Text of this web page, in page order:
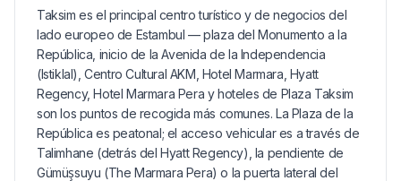
Taksim es el principal centro turístico y de negocios del
lado europeo de Estambul — plaza del Monumento a la
República, inicio de la Avenida de la Independencia
(Istiklal), Centro Cultural AKM, Hotel Marmara, Hyatt
Regency, Hotel Marmara Pera y hoteles de Plaza Taksim
son los puntos de recogida más comunes. La Plaza de la
República es peatonal; el acceso vehicular es a través de
Talimhane (detrás del Hyatt Regency), la pendiente de
Gümüşsuyu (The Marmara Pera) o la puerta lateral del